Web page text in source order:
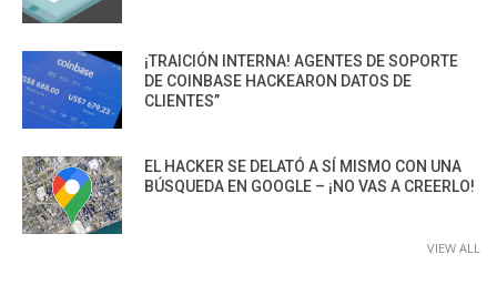
¡TRAICIÓN INTERNA! AGENTES DE SOPORTE
DE COINBASE HACKEARON DATOS DE
CLIENTES”
EL HACKER SE DELATÓ A SÍ MISMO CON UNA
BÚSQUEDA EN GOOGLE – ¡NO VAS A CREERLO!
VIEW ALL